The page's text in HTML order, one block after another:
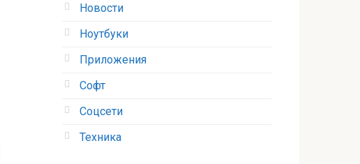
Новости
Ноутбуки
Приложения
Софт
Соцсети
Техника